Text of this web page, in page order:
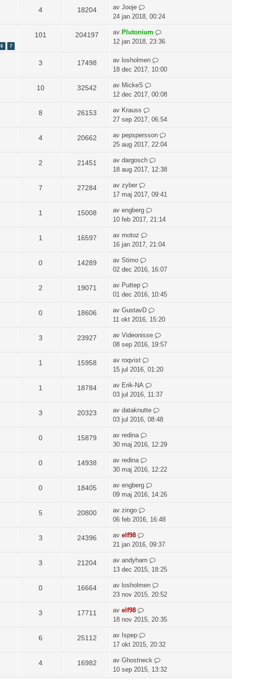
4 18204 av Jooje
24 jan 2018, 00:24
6 7
101 204197 av Plutonium
12 jan 2018, 23:36
3 17498 av losholmen
18 dec 2017, 10:00
10 32542 av MickeS
12 dec 2017, 00:08
8 26153 av Krauss
27 sep 2017, 06:54
4 20662 av pepspersson
25 aug 2017, 22:04
2 21451 av dargosch
18 aug 2017, 12:38
7 27284 av zyber
17 maj 2017, 09:41
1 15008 av engberg
10 feb 2017, 21:14
1 16597 av motoz
16 jan 2017, 21:04
0 14289 av Stimo
02 dec 2016, 16:07
2 19071 av Puttep
01 dec 2016, 10:45
0 18606 av GustavD
11 okt 2016, 15:20
3 23927 av Videonisse
08 sep 2016, 19:57
1 15958 av roqvist
15 jul 2016, 01:20
1 18784 av Erik-NA
03 jul 2016, 11:37
3 20323 av dataknutte
03 jul 2016, 08:48
0 15879 av redina
30 maj 2016, 12:29
0 14938 av redina
30 maj 2016, 12:22
0 18405 av engberg
09 maj 2016, 14:26
5 20800 av zingo
06 feb 2016, 16:48
3 24396 av elf98
21 jan 2016, 09:37
3 21204 av andyham
13 dec 2015, 18:25
0 16664 av losholmen
23 nov 2015, 20:52
3 17711 av elf98
18 nov 2015, 20:35
6 25112 av Ispep
17 okt 2015, 20:32
4 16982 av Ghostneck
10 sep 2015, 13:32